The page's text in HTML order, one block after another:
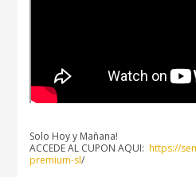
Solo Hoy y Mañana!
ACCEDE AL CUPON AQUI:https://
premium-sl/